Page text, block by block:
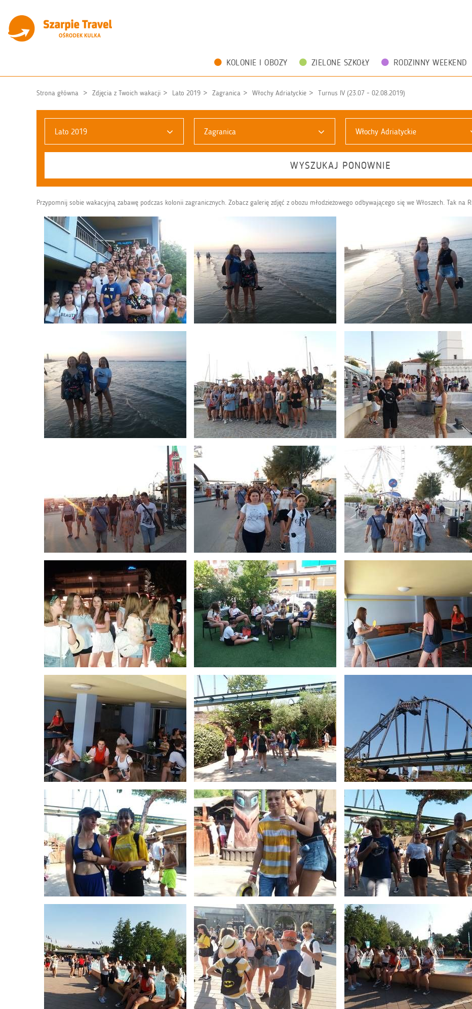
KOLONIE I OBOZY ZIELONE SZKOŁY RODZINNY WEEKEND
Strona główna Zdjęcia z Twoich wakacji Lato 2019 Zagranica Włochy Adriatyckie Turnus IV (23.07 - 02.08.2019)
Lato 2019 Zagranica Włochy Adriatyckie
WYSZUKAJ PONOWNIE
Przypomnij sobie wakacyjną zabawę podczas kolonii zagranicznych. Zobacz galerię zdjęć z obozu młodzieżowego odbywającego się we Włoszech. Tak